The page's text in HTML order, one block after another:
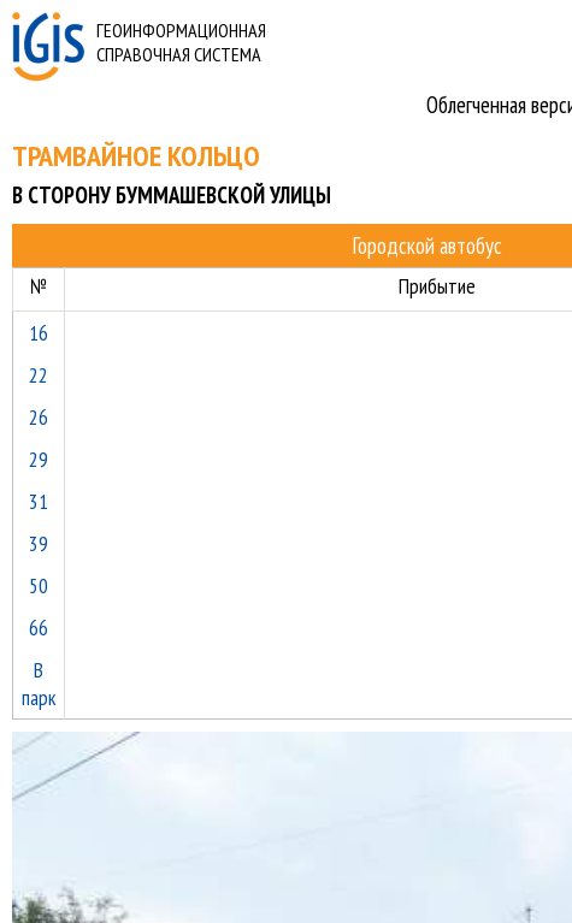
ГЕОИНФОРМАЦИОННАЯ
СПРАВОЧНАЯ СИСТЕМА
Облегченная
ТРАМВАЙНОЕ КОЛЬЦО
В СТОРОНУ БУММАШЕВСКОЙ УЛИЦЫ
Городской автобус
№
Прибытие
16
22
26
29
31
39
50
66
В
парк